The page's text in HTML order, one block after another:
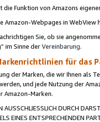
Funktion von Amazons
Amazon-Webpages in WebView
Sie, ob sie
“ im Sinne derVereinbarung.
für das
der Marken, die wir Ihnen als
und jede Nutzung der
Amazon-Marken.
AUSSCHLIESSLICH DURCH
EINES ENTSPRECHENDEN